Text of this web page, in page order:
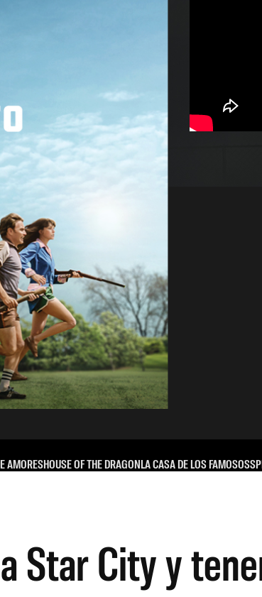
AMORESHOUSE OF THE DRAGONLA CASA DE LOS FAMOSOS
Star City y